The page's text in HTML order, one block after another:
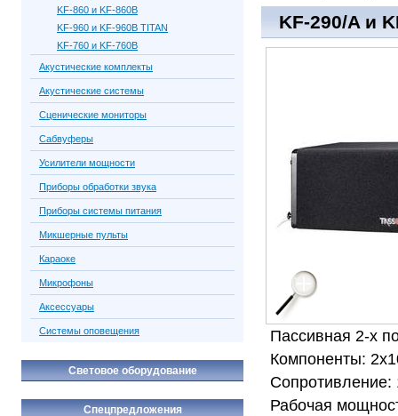
KF-290/A и
Пассивная 2-х
Компоненты:
Рабочая
KF-860 и KF-860B
KF-960 и KF-960B TITAN
KF-760 и KF-760B
Акустические комплекты
Акустические системы
Сценические мониторы
Сабвуферы
Усилители мощности
Приборы обработки звука
Приборы системы питания
Микшерные пульты
Караоке
Микрофоны
Аксессуары
Системы оповещения
Световое оборудование
Спецпредложения